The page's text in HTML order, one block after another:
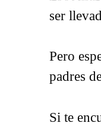
ser
Pero
padres
Si te